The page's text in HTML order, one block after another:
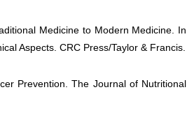
Medicine to Modern Medicine. In
Aspects. CRC Press/Taylor & Francis.
Prevention. The Journal of Nutritional